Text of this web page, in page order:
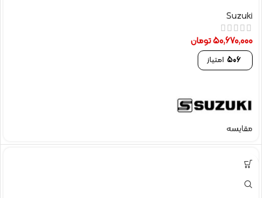
Suzuki
50,670,000تومان
506 امتیاز
مقایسه